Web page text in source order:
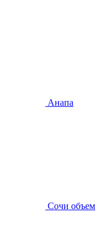
Анапа
Сочи объем